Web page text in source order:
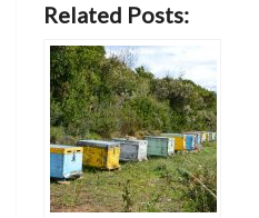
Related Posts: